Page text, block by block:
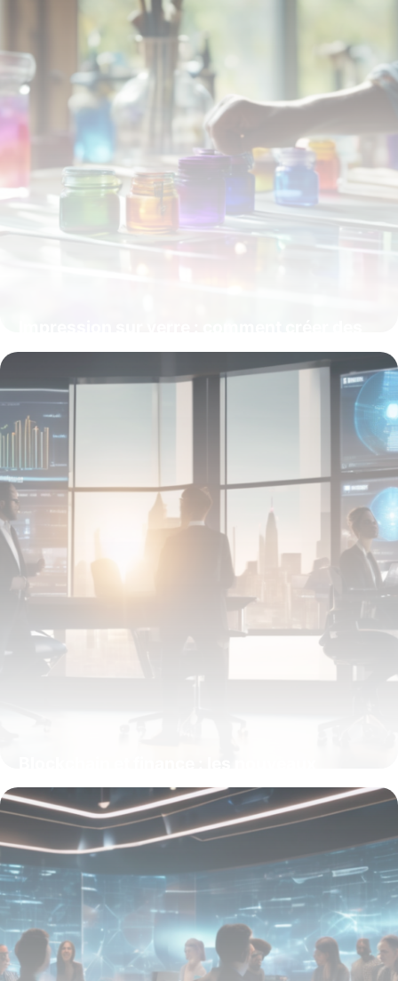
décorations durables et personnalisées
5 mars 2026
débouchés stratégiques à connaître
26 février 2026